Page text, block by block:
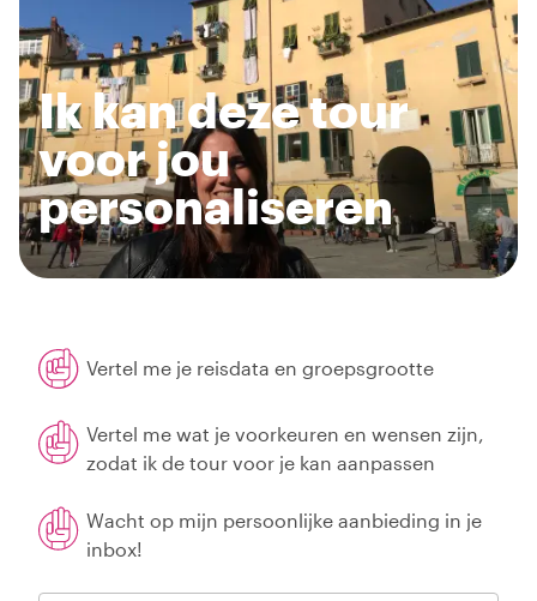
Ik kan deze tour
voor jou
personaliseren
Vertel me je reisdata en groepsgrootte
Vertel me wat je voorkeuren en wensen zijn,
zodat ik de tour voor je kan aanpassen
Wacht op mijn persoonlijke aanbieding in je
inbox!